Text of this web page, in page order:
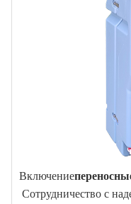
Включение
Сотрудничество с